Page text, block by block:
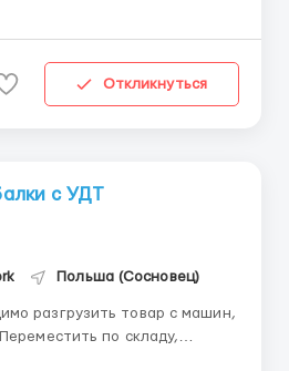
лидером на польском рынке
город Катовице требуются Токари. ...
Откликнуться
с УДТ
Польша (Сосновец)
по складу,
как и на улице так и в хале.